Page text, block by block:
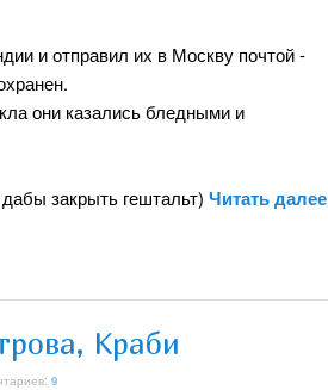
и отправил их в Москву почтой -
они казались бледными и
закрыть гештальт) Читать далее
Краби
9